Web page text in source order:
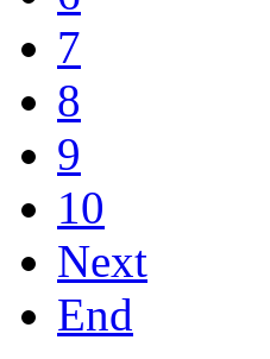
7
8
9
10
Next
End